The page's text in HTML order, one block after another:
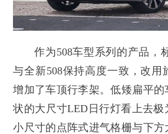
作为508车型系列的产品，
与全新508保持高度一致，改用
增加了车顶行李架。低矮扁平
状的大尺寸LED日行灯看上去
小尺寸的点阵式进气格栅与下